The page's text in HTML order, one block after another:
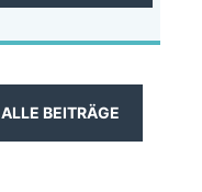
ALLE BEITRÄGE